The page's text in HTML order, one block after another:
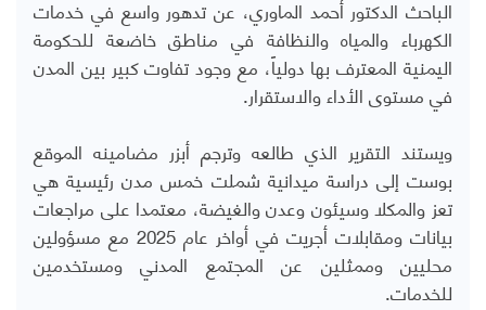
الباحث الدكتور أحمد الماوري، عن تدهور واسع في خدمات
الكهرباء والمياه والنظافة في مناطق خاضعة للحكومة
اليمنية المعترف بها دولياً، مع وجود تفاوت كبير بين المدن
في مستوى الأداء والاستقرار.
ويستند التقرير الذي طالعه وترجم أبزر مضامينه الموقع
بوست إلى دراسة ميدانية شملت خمس مدن رئيسية هي
تعز والمكلا وسيئون وعدن والغيضة، معتمدا على مراجعات
بيانات ومقابلات أجريت في أواخر عام 2025 مع مسؤولين
محليين وممثلين عن المجتمع المدني ومستخدمين
للخدمات.